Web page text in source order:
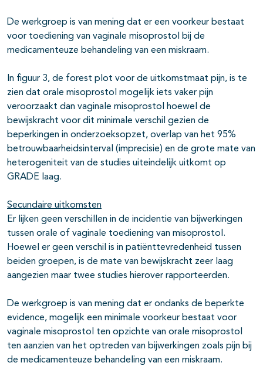
De werkgroep is van mening dat er een voorkeur bestaat
voor toediening van vaginale misoprostol bij de
medicamenteuze behandeling van een miskraam.
In figuur 3, de forest plot voor de uitkomstmaat pijn, is te
zien dat orale misoprostol mogelijk iets vaker pijn
veroorzaakt dan vaginale misoprostol hoewel de
bewijskracht voor dit minimale verschil gezien de
beperkingen in onderzoeksopzet, overlap van het 95%
betrouwbaarheidsinterval (imprecisie) en de grote mate van
heterogeniteit van de studies uiteindelijk uitkomt op
GRADE laag.
Secundaire uitkomsten
Er lijken geen verschillen in de incidentie van bijwerkingen
tussen orale of vaginale toediening van misoprostol.
Hoewel er geen verschil is in patiënttevredenheid tussen
beiden groepen, is de mate van bewijskracht zeer laag
aangezien maar twee studies hierover rapporteerden.
De werkgroep is van mening dat er ondanks de beperkte
evidence, mogelijk een minimale voorkeur bestaat voor
vaginale misoprostol ten opzichte van orale misoprostol
ten aanzien van het optreden van bijwerkingen zoals pijn bij
de medicamenteuze behandeling van een miskraam.